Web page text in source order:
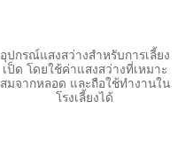
อุปกรณ์แสงสว่างสำหรับการเลี้ยง
เป็ด โดยใช้ค่าแสงสว่างที่เหมาะ
สมจากหลอด และถือใช้ทำงานใน
โรงเลี้ยงได้